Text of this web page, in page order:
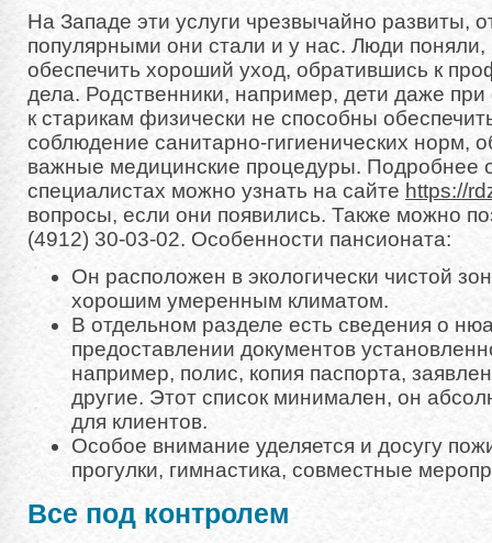
На Западе эти услуги чрезвычайно развиты,
популярными они стали и у нас. Люди поняли,
обеспечить хороший уход, обратившись к
дела. Родственники, например, дети даже
к старикам физически не способны
соблюдение санитарно-гигиенических норм,
важные медицинские процедуры. Подробнее
специалистах можно узнать на сайте https://
вопросы, если они появились. Также можно
(4912) 30-03-02. Особенности пансионата:
Он расположен в экологически чистой
хорошим умеренным климатом.
В отдельном разделе есть сведения о
предоставлении документов
например, полис, копия паспорта,
другие. Этот список минимален, он
для клиентов.
Особое внимание уделяется и досугу
прогулки, гимнастика, совместные
Все под контролем